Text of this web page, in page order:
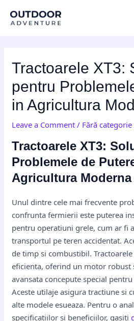
Tractoarele XT3:
pentru
in Agricultura
Leave a Comment / Fără categorie
Tractoarele XT3:
Problemele de
Agricultura Moderna
Unul dintre cele mai frecvente
confrunta fermierii este puterea
pentru operatiuni grele, cum ar fi
transportul pe teren accidentat.
de timp si combustibil.
eficienta, oferind un motor robust
avansata concepute special
Aceste utilaje asigura tractiune si
alte modele esueaza. Pentru o
specificatiilor si beneficiilor, gasiti
navigation